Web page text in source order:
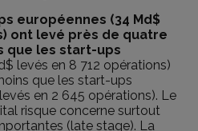
européennes (34 Md$
ont levé près de quatre
que les start-ups
levés en 8 712 opérations)
que les start-ups
en 2 645 opérations). Le
risque concerne surtout
(late stage). La